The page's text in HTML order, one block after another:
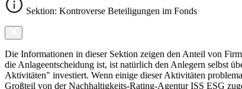
Sektion: Kontroverse Beteiligungen im Fonds
Die Informationen in dieser Sektion zeigen den Anteil von
die Anlageentscheidung ist, ist natürlich den Anlegern selbst
Aktivitäten" investiert. Wenn einige dieser Aktivitäten
Großteil von der Nachhaltigkeits-Rating-Agentur ISS ESG